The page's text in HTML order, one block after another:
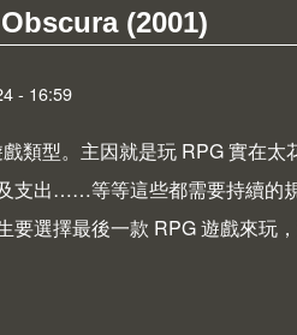
(2001)
- 16:59
類型。主因就是玩 RPG 實在
支出……等等這些都需要持續的
選擇最後一款 RPG 遊戲來玩